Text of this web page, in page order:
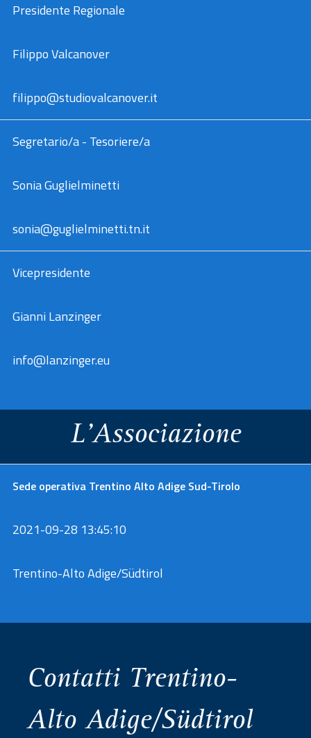
Presidente Regionale
Filippo Valcanover
filippo@studiovalcanover.it
Segretario/a - Tesoriere/a
Sonia Guglielminetti
sonia@guglielminetti.tn.it
Vicepresidente
Gianni Lanzinger
info@lanzinger.eu
L'Associazione
Sede operativa Trentino Alto Adige Sud-Tirolo
2021-09-28 13:45:10
Trentino-Alto Adige/Südtirol
Contatti Trentino-
Alto Adige/Südtirol